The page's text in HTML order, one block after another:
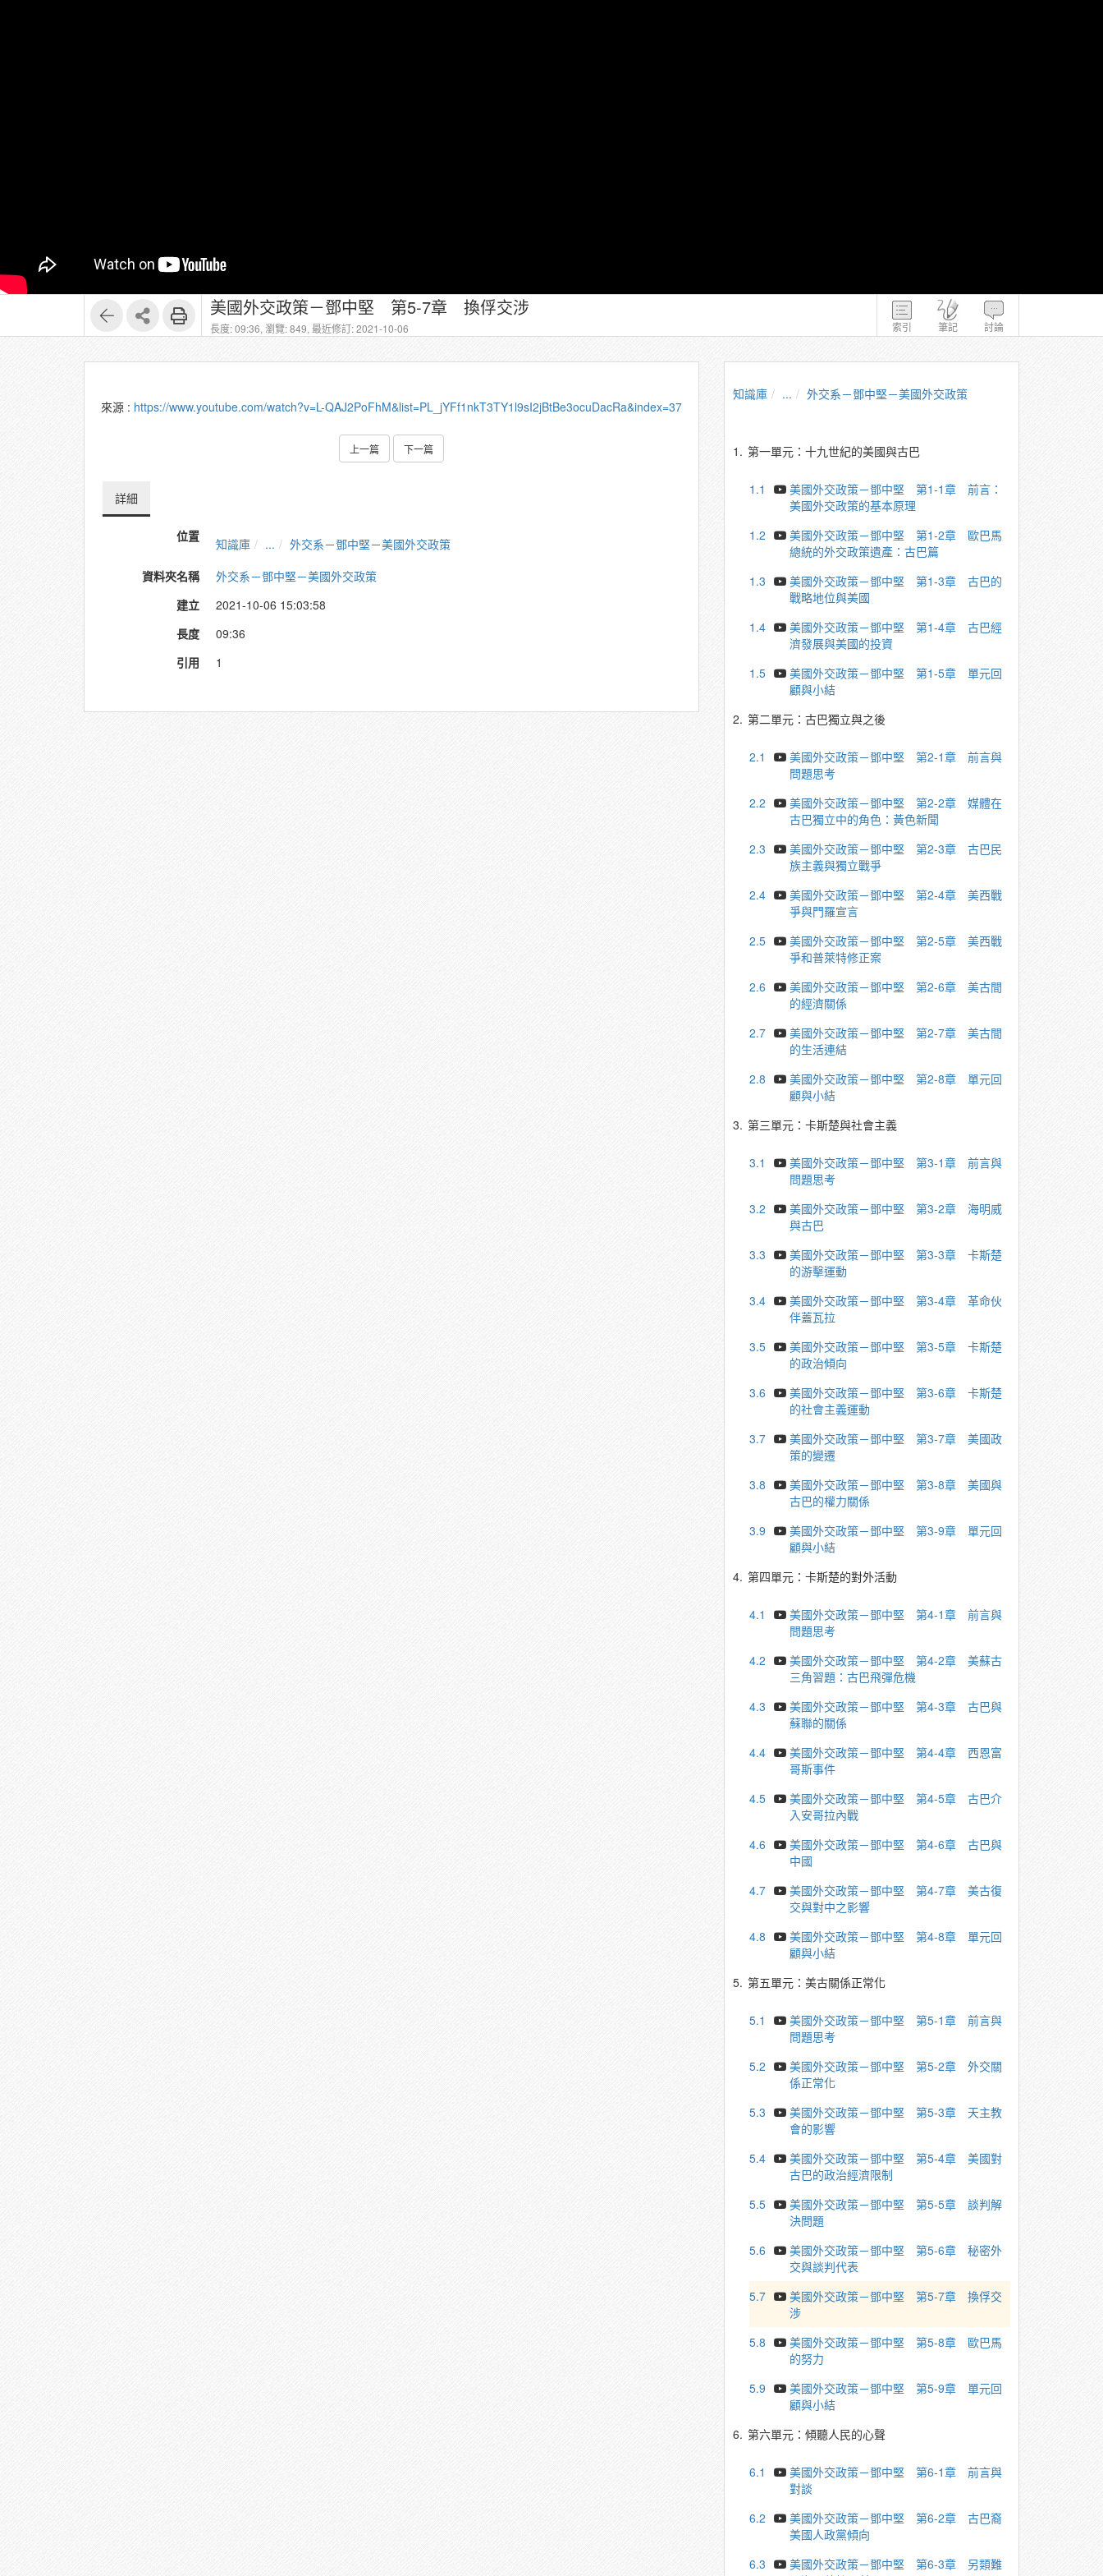
索引 筆記 討論
美國外交政策－鄧中堅 第5-7章 換俘交涉
長度: 09:36, 瀏覽: 849, 最近修訂: 2021-10-06
來源 : https://www.youtube.com/watch?v=L-QAJ2PoFhM&list=PL_jYFf1nkT3TY1l9sI2jBtBe3ocuDacRa&index=37
上一篇 下一篇
詳細
位置 知識庫 ...
外交系－鄧中堅－美國外交政策
資料夾名稱
外交系－鄧中堅－美國外交政策
建立
2021-10-06 15:03:58
長度
09:36
引用
1
知識庫 ... 外交系－鄧中堅－美國外交政策
1. 第一單元：十九世紀的美國與古巴
1.1
美國外交政策－鄧中堅 第1-1章 前言：
美國外交政策的基本原理
1.2
美國外交政策－鄧中堅 第1-2章 歐巴馬
總統的外交政策遺產：古巴篇
1.3
美國外交政策－鄧中堅 第1-3章 古巴的
戰略地位與美國
1.4
美國外交政策－鄧中堅 第1-4章 古巴經
濟發展與美國的投資
1.5
美國外交政策－鄧中堅 第1-5章 單元回
顧與小結
2. 第二單元：古巴獨立與之後
2.1
美國外交政策－鄧中堅 第2-1章 前言與
問題思考
2.2
美國外交政策－鄧中堅 第2-2章 媒體在
古巴獨立中的角色：黃色新聞
2.3
美國外交政策－鄧中堅 第2-3章 古巴民
族主義與獨立戰爭
2.4
美國外交政策－鄧中堅 第2-4章 美西戰
爭與門羅宣言
2.5
美國外交政策－鄧中堅 第2-5章 美西戰
爭和普萊特修正案
2.6
美國外交政策－鄧中堅 第2-6章 美古間
的經濟關係
2.7
美國外交政策－鄧中堅 第2-7章 美古間
的生活連結
2.8
美國外交政策－鄧中堅 第2-8章 單元回
顧與小結
3. 第三單元：卡斯楚與社會主義
3.1
美國外交政策－鄧中堅 第3-1章 前言與
問題思考
3.2
美國外交政策－鄧中堅 第3-2章 海明威
與古巴
3.3
美國外交政策－鄧中堅 第3-3章 卡斯楚
的游擊運動
3.4
美國外交政策－鄧中堅 第3-4章 革命伙
伴蓋瓦拉
3.5
美國外交政策－鄧中堅 第3-5章 卡斯楚
的政治傾向
3.6
美國外交政策－鄧中堅 第3-6章 卡斯楚
的社會主義運動
3.7
美國外交政策－鄧中堅 第3-7章 美國政
策的變遷
3.8
美國外交政策－鄧中堅 第3-8章 美國與
古巴的權力關係
3.9
美國外交政策－鄧中堅 第3-9章 單元回
顧與小結
4. 第四單元：卡斯楚的對外活動
4.1
美國外交政策－鄧中堅 第4-1章 前言與
問題思考
4.2
美國外交政策－鄧中堅 第4-2章 美蘇古
三角習題：古巴飛彈危機
4.3
美國外交政策－鄧中堅 第4-3章 古巴與
蘇聯的關係
4.4
美國外交政策－鄧中堅 第4-4章 西恩富
哥斯事件
4.5
美國外交政策－鄧中堅 第4-5章 古巴介
入安哥拉內戰
4.6
美國外交政策－鄧中堅 第4-6章 古巴與
中國
4.7
美國外交政策－鄧中堅 第4-7章 美古復
交與對中之影響
4.8
美國外交政策－鄧中堅 第4-8章 單元回
顧與小結
5. 第五單元：美古關係正常化
5.1
美國外交政策－鄧中堅 第5-1章 前言與
問題思考
5.2
美國外交政策－鄧中堅 第5-2章 外交關
係正常化
5.3
美國外交政策－鄧中堅 第5-3章 天主教
會的影響
5.4
美國外交政策－鄧中堅 第5-4章 美國對
古巴的政治經濟限制
5.5
美國外交政策－鄧中堅 第5-5章 談判解
決問題
5.6
美國外交政策－鄧中堅 第5-6章 秘密外
交與談判代表
5.7
美國外交政策－鄧中堅 第5-7章 換俘交
涉
5.8
美國外交政策－鄧中堅 第5-8章 歐巴馬
的努力
5.9
美國外交政策－鄧中堅 第5-9章 單元回
顧與小結
6. 第六單元：傾聽人民的心聲
6.1
美國外交政策－鄧中堅 第6-1章 前言與
對談
6.2
美國外交政策－鄧中堅 第6-2章 古巴裔
美國人政黨傾向
6.3
美國外交政策－鄧中堅 第6-3章 另類難